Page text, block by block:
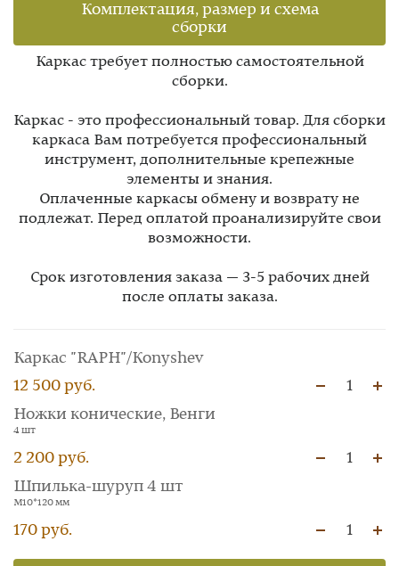
Комплектация, размер и схема
сборки
Каркас требует полностью самостоятельной
сборки.
Каркас - это профессиональный товар. Для сборки
каркаса Вам потребуется профессиональный
инструмент, дополнительные крепежные
элементы и знания.
Оплаченные каркасы обмену и возврату не
подлежат. Перед оплатой проанализируйте свои
возможности.
Срок изготовления заказа — 3-5 рабочих дней
после оплаты заказа.
Каркас "RAPH"/Konyshev
12 500 руб.
1
Ножки конические, Венги
4 шт
2 200 руб.
1
Шпилька-шуруп 4 шт
М10*120 мм
170 руб. 1